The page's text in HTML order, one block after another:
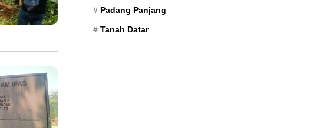
Padang Panjang
Tanah Datar